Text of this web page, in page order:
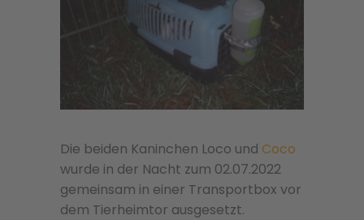
Die beiden Kaninchen Loco und Coco
wurde in der Nacht zum 02.07.2022
gemeinsam in einer Transportbox vor
dem Tierheimtor ausgesetzt.